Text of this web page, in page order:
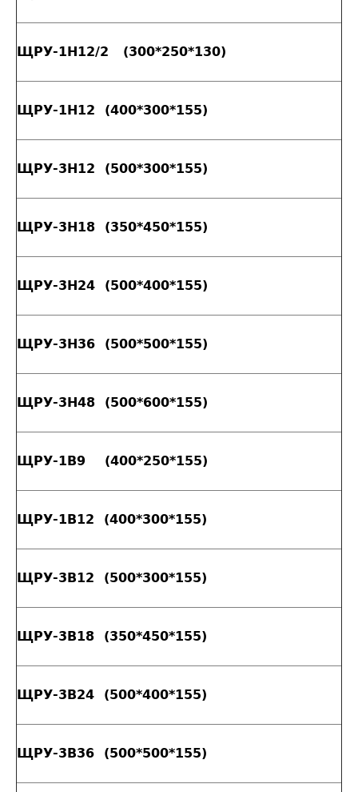
ЩРУ-1H12/2 (300*250*130)
ЩРУ-1H12 (400*300*155)
ЩРУ-3Н12 (500*300*155)
ЩРУ-3Н18 (350*450*155)
ЩРУ-3Н24 (500*400*155)
ЩРУ-3Н36 (500*500*155)
ЩРУ-3Н48 (500*600*155)
ЩРУ-1В9 (400*250*155)
ЩРУ-1В12 (400*300*155)
ЩРУ-3В12 (500*300*155)
ЩРУ-3В18 (350*450*155)
ЩРУ-3В24 (500*400*155)
ЩРУ-3В36 (500*500*155)